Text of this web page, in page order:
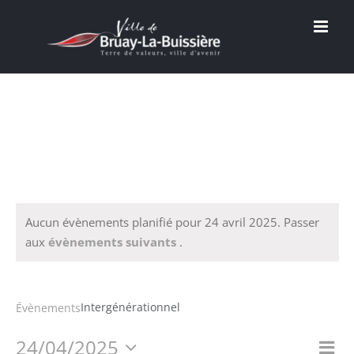
Aucun évènements planifié pour 24 avril 2025. Passer
aux évènements suivants .
ÉvènementsIntergénérationnel
24/04/2025